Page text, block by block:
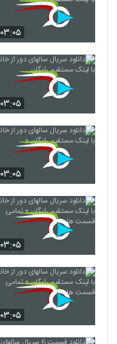
۰۳:۰۵
۰۳:۰۵
۰۳:۰۵
۰۳:۰۵
۰۳:۰۵